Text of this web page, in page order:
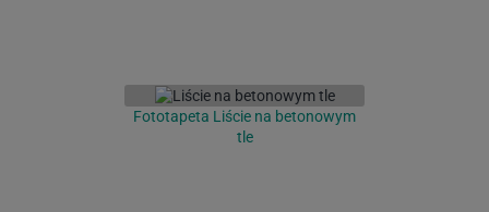
Fototapeta Liście na betonowym
tle